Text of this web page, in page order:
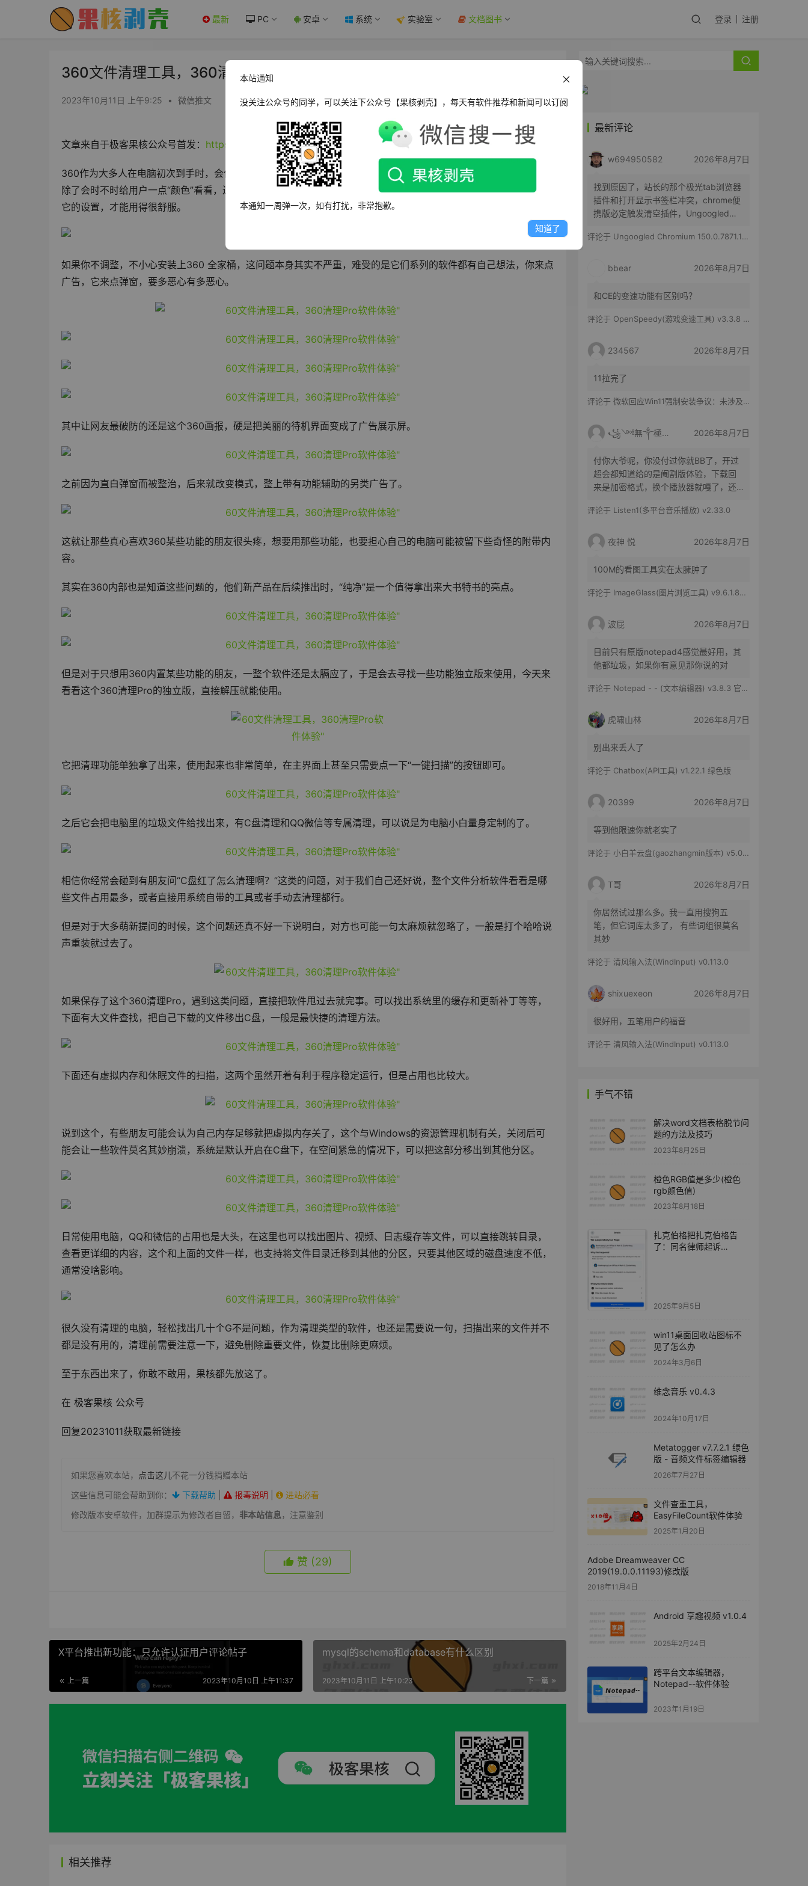
最新 PC 安卓 系统 实验室 文档图书 登录 注册
360文件清理工具，360清理Pro软件体验 - 果核剥壳
2023年10月11日 上午9:25 • 微信推文
文章来自于极客果核公众号首发： https://mp.weixin.qq.com/s/XTJzZIkBFiTq9FtlTYkHJA
360作为大多人在电脑初次到手时，会优先装上安全管家类软件，可谓是让人又爱又恨！由于软件可以常驻在后台，
除了会时不时给用户一点“颜色”看看，还会兜售一些全家桶软件。就连喜欢360的人也会说：你得自己先去调整一下
它的设置，才能用得很舒服。
如果你不调整，不小心安装上360 全家桶，这问题本身其实不严重，难受的是它们系列的软件都有自己想法，你来点
广告，它来点弹窗，要多恶心有多恶心。
其中让网友最破防的还是这个360画报，硬是把美丽的待机界面变成了广告展示屏。
之前因为直白弹窗而被整治，后来就改变模式，整上带有功能辅助的另类广告了。
这就让那些真心喜欢360某些功能的朋友很头疼，想要用那些功能，也要担心自己的电脑可能被留下些奇怪的附带内
容。
其实在360内部也是知道这些问题的，他们新产品在后续推出时，“纯净”是一个值得拿出来大书特书的亮点。
但是对于只想用360内置某些功能的朋友，一整个软件还是太膈应了，于是会去寻找一些功能独立版来使用，今天来
看看这个360清理Pro的独立版，直接解压就能使用。
它把清理功能单独拿了出来，使用起来也非常简单，在主界面上甚至只需要点一下“一键扫描”的按钮即可。
之后它会把电脑里的垃圾文件给找出来，有C盘清理和QQ微信等专属清理，可以说是为电脑小白量身定制的了。
相信你经常会碰到有朋友问“C盘红了怎么清理啊？”这类的问题，对于我们自己还好说，整个文件分析软件看看是哪
些文件占用最多，或者直接用系统自带的工具或者手动去清理都行。
但是对于大多萌新提问的时候，这个问题还真不好一下说明白，对方也可能一句太麻烦就忽略了，一般是打个哈哈说
声重装就过去了。
如果保存了这个360清理Pro，遇到这类问题，直接把软件甩过去就完事。可以找出系统里的缓存和更新补丁等等，
下面有大文件查找，把自己下载的文件移出C盘，一般是最快捷的清理方法。
下面还有虚拟内存和休眠文件的扫描，这两个虽然开着有利于程序稳定运行，但是占用也比较大。
说到这个，有些朋友可能会认为自己内存足够就把虚拟内存关了，这个与Windows的资源管理机制有关，关闭后可
能会让一些软件莫名其妙崩溃，系统是默认开启在C盘下，在空间紧急的情况下，可以把这部分移出到其他分区。
日常使用电脑，QQ和微信的占用也是大头，在这里也可以找出图片、视频、日志缓存等文件，可以直接跳转目录，
查看更详细的内容，这个和上面的文件一样，也支持将文件目录迁移到其他的分区，只要其他区域的磁盘速度不低，
通常没啥影响。
很久没有清理的电脑，轻松找出几十个G不是问题，作为清理类型的软件，也还是需要说一句，扫描出来的文件并不
都是没有用的，清理前需要注意一下，避免删除重要文件，恢复比删除更麻烦。
至于东西出来了，你敢不敢用，果核都先放这了。
在 极客果核 公众号
回复20231011获取最新链接
如果您喜欢本站， 点击这儿不花一分钱捐赠本站
这些信息可能会帮助到你：
下载帮助 报毒说明
进站必看
修改版本安卓软件，加群提示为修改者自留， 非本站信息，注意鉴别
赞 (29)
X平台推出新功能：只允许认证用户评论帖子
上一篇 2023年10月10日 上午11:37
mysql的schema和database有什么区别
下一篇
2023年10月11日 上午10:23
相关推荐
最新评论
w694950582 2026年8月7日
找到原因了，站长的那个极光tab浏览器
插件和打开显示书签栏冲突，chrome便
携版必定触发清空插件，Ungoogled
所有插件，有时候只是极光tab插件消失
评论于 Ungoogled Chromium 150.0.7871.186-1.1 果核优化便携版
bbear 2026年8月7日
和CE的变速功能有区别吗？
评论于 OpenSpeedy(游戏变速工具) v3.3.8 绿色版
234567 2026年8月7日
11拉完了
评论于 微软回应Win11强制安装争议：未涉及企业设备，承诺不用用户照片训练AI
꧁༺無༒極༻꧂ 2026年8月7日
付你大爷呢，你没付过你就BB了，开过
超会都知道给的是阉割版体验，下载回
来是加密格式，换个播放器就嘎了，还
评论于 Listen1(多平台音乐播放) v2.33.0
夜神 悦 2026年8月7日
100M的看图工具实在太臃肿了
评论于 ImageGlass(图片浏览工具) v9.6.1.807 官方便携版
波屁 2026年8月7日
目前只有原版notepad4感觉最好用，其
他都垃圾，如果你有意见那你说的对
评论于 Notepad - - (文本编辑器) v3.8.3 官方版
虎啸山林 2026年8月7日
别出来丢人了
评论于 Chatbox(API工具) v1.22.1 绿色版
20399 2026年8月7日
等到他限速你就老实了
评论于 小白羊云盘(gaozhangmin版本) v5.0.14
T哥 2026年8月7日
你居然试过那么多。我一直用搜狗五
笔，但它词库太多了， 有些词组很莫名
其妙
评论于 清风输入法(WindInput) v0.113.0
shixuexeon 2026年8月7日
很好用，五笔用户的福音
评论于 清风输入法(WindInput) v0.113.0
手气不错
解决word文档表格脱节问
题的方法及技巧
2023年8月25日
橙色RGB值是多少(橙色
rgb颜色值)
2023年8月18日
扎克伯格把扎克伯格告
了：同名律师起诉
2025年9月5日
win11桌面回收站图标不
见了怎么办
2024年3月6日
维念音乐 v0.4.3
2024年10月17日
Metatogger v7.7.2.1 绿色
版 - 音频文件标签编辑器
2026年7月27日
文件查重工具，
EasyFileCount软件体验
2025年1月20日
Adobe Dreamweaver CC
2019(19.0.0.11193)修改版
2018年11月4日
Android 享趣视频 v1.0.4
2025年2月24日
跨平台文本编辑器，
Notepad--软件体验
2023年1月19日
本站通知
没关注公众号的同学，可以关注下公众号【果核剥壳】，每天有软件推荐和新闻可以订阅
本通知一周弹一次，如有打扰，非常抱歉。
知道了